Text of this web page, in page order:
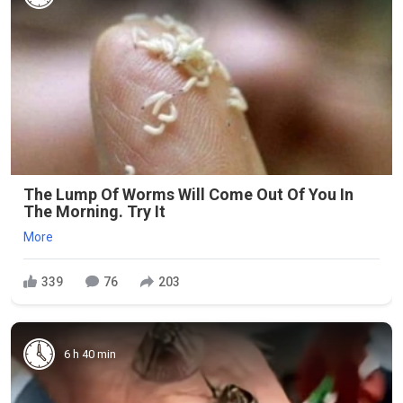
The Lump Of Worms Will Come Out Of You In
The Morning. Try It
More
339 76 203
6 h 40 min